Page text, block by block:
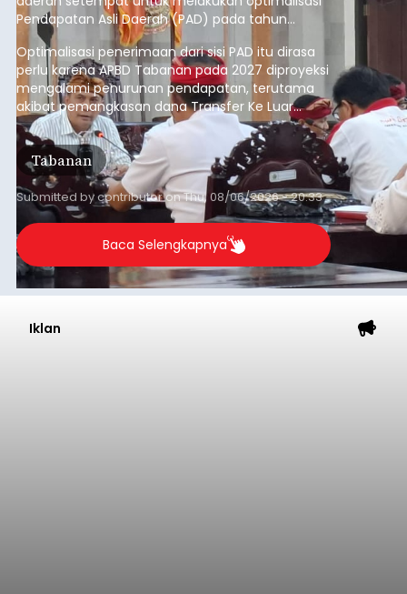
Pendapatan Asli Daerah (PAD) pada tahun
anggaran 2027.
Optimalisasi penerimaan dari sisi PAD itu dirasa
perlu karena APBD Tabanan pada 2027 diproyeksi
mengalami penurunan pendapatan, terutama
akibat pemangkasan dana Transfer Ke Luar
Daerah (TKD) dari pemerintah pusat.
Tabanan
Submitted bycontributoronThu, 08/06/2026 - 20:33
Baca Selengkapnya
Iklan